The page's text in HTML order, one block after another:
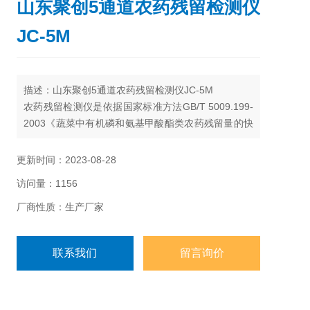
山东聚创5通道农药残留检测仪
JC-5M
描述：山东聚创5通道农药残留检测仪JC-5M
农药残留检测仪是依据国家标准方法GB/T 5009.199-
2003《蔬菜中有机磷和氨基甲酸酯类农药残留量的快
果、茶叶、粮食、水及土壤中有机磷和氨基甲酸酯类
小型农贸批发销售市场、农产品采购配送中心、酒
楼、食堂、家庭果蔬加工前安全检测。
更新时间：2023-08-28
访问量：1156
厂商性质：生产厂家
联系我们 留言询价